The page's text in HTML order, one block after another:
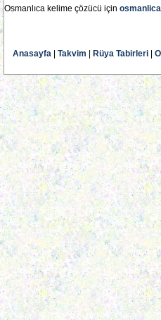
Osmanlıca kelime çözücü için
Anasayfa Takvim Rüya Tabirleri